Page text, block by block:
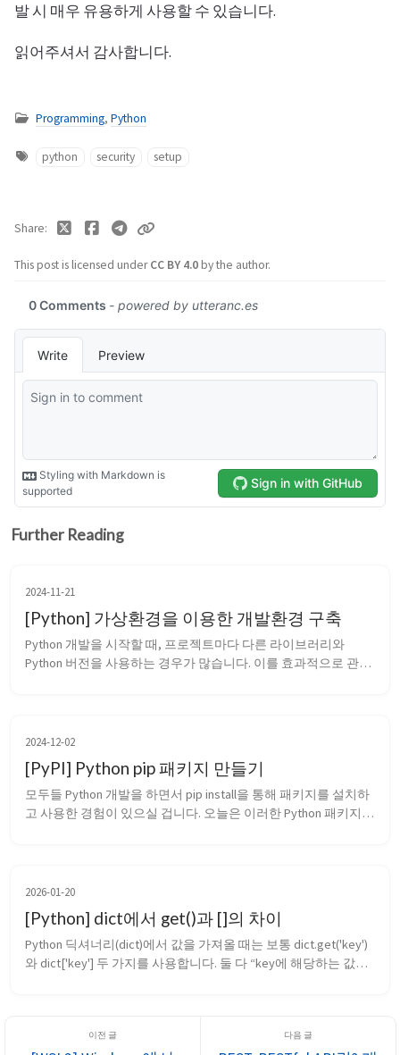
발 시 매우 유용하게 사용할 수 있습니다.
읽어주셔서 감사합니다.
Programming, Python
python security setup
This post is licensed underCC BY 4.0by the author.
Share
Further Reading
2024-11-21
[Python] 가상환경을 이용한 개발환경 구축
Python 개발을 시작할 때, 프로젝트마다 다른 라이브러리와
Python 버전을 사용하는 경우가 많습니다. 이를 효과적으로 관리
Environment)은 특...
2024-12-02
[PyPI] Python pip 패키지 만들기
모두들 Python 개발을 하면서 pip install을 통해 패키지를 설치하
고 사용한 경험이 있으실 겁니다. 오늘은 이러한 Python 패키지
2026-01-20
[Python] dict에서 get()과 []의 차이
Python 딕셔너리(dict)에서 값을 가져올 때는 보통 dict.get('key')
와 dict['key'] 두 가지를 사용합니다. 둘 다 “key에 해당하는 값을